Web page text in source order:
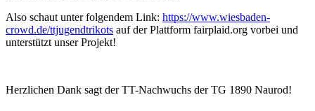
Also schaut unter folgendem Link: https://www.wiesbaden-
crowd.de/ttjugendtrikots auf der Plattform fairplaid.org vorbei und
unterstützt unser Projekt!
Herzlichen Dank sagt der TT-Nachwuchs der TG 1890 Naurod!